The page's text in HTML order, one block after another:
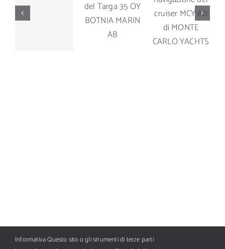
Prova di
navigazione
Mare del
Targa 35
OY
BOTNIA
navigazione
del cruiser
MCY 80 di
CARLO
Informativa Questo sito o gli strumenti di terze parti